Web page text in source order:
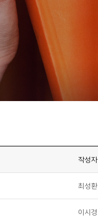
작성자
최성환
이시경